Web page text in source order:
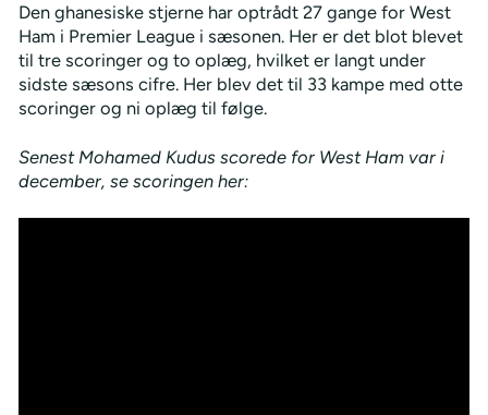
Den ghanesiske stjerne har optrådt 27 gange for West
Ham i Premier League i sæsonen. Her er det blot blevet
til tre scoringer og to oplæg, hvilket er langt under
sidste sæsons cifre. Her blev det til 33 kampe med otte
scoringer og ni oplæg til følge.
Senest Mohamed Kudus scorede for West Ham var i
december, se scoringen her: